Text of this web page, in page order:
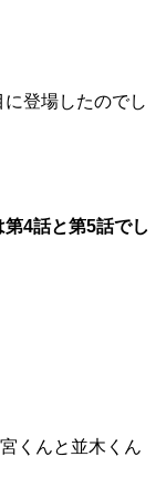
登場したのでし
4話と第5話でし
くんと並木くん